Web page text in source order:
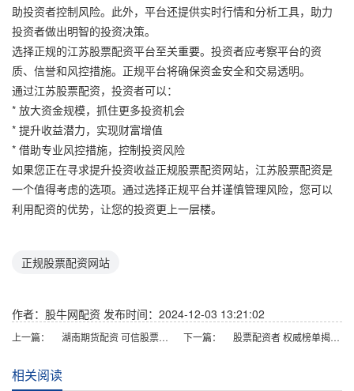
助投资者控制风险。此外，平台还提供实时行情和分析工具，助力
投资者做出明智的投资决策。
选择正规的江苏股票配资平台至关重要。投资者应考察平台的资
质、信誉和风控措施。正规平台将确保资金安全和交易透明。
通过江苏股票配资，投资者可以：
* 放大资金规模，抓住更多投资机会
* 提升收益潜力，实现财富增值
* 借助专业风控措施，控制投资风险
如果您正在寻求提升投资收益正规股票配资网站，江苏股票配资是
一个值得考虑的选项。通过选择正规平台并谨慎管理风险，您可以
利用配资的优势，让您的投资更上一层楼。
正规股票配资网站
作者：股牛网配资 发布时间：2024-12-03 13:21:02
上一篇： 湖南期货配资 可信股票配资门户，助您轻松配资，投资无忧 下一篇： 股票配资者 权威榜单揭晓：全国股票配资公司排名一览
相关阅读